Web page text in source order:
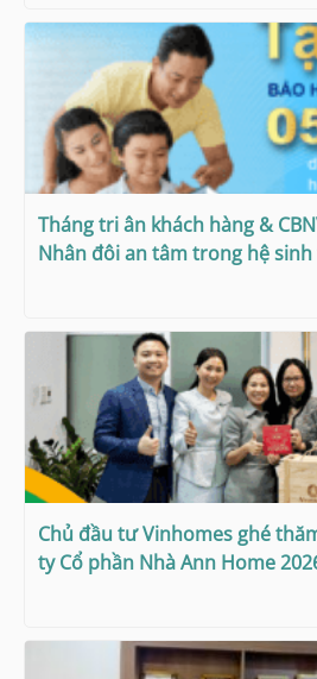
Tháng tri ân khách hàng &
Nhân đôi an tâm trong hệ
Chủ đầu tư Vinhomes ghé
ty Cổ phần Nhà Ann Home